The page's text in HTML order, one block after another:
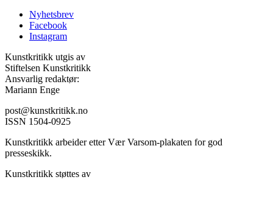
Nyhetsbrev
Facebook
Instagram
Kunstkritikk utgis av
Stiftelsen Kunstkritikk
Ansvarlig redaktør:
Mariann Enge
post@kunstkritikk.no
ISSN 1504-0925
Kunstkritikk arbeider etter Vær Varsom-plakaten for god
presseskikk.
Kunstkritikk støttes av